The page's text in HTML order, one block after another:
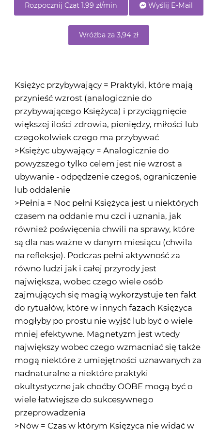
Rozpocznij Czat 1.99 zł/min Wyślij E-Mail
Wróżba za 3,94 zł
Księżyc przybywający = Praktyki, które mają
przynieść wzrost (analogicznie do
przybywającego Księżyca) i przyciągnięcie
większej ilości zdrowia, pieniędzy, miłości lub
czegokolwiek czego ma przybywać
>Księżyc ubywający = Analogicznie do
powyższego tylko celem jest nie wzrost a
ubywanie - odpędzenie czegoś, ograniczenie
lub oddalenie
>Pełnia = Noc pełni Księżyca jest u niektórych
czasem na oddanie mu czci i uznania, jak
również poświęcenia chwili na sprawy, które
są dla nas ważne w danym miesiącu (chwila
na refleksje). Podczas pełni aktywność za
równo ludzi jak i całej przyrody jest
największa, wobec czego wiele osób
zajmujących się magią wykorzystuje ten fakt
do rytuałów, które w innych fazach Księżyca
mogłyby po prostu nie wyjść lub być o wiele
mniej efektywne. Magnetyzm jest wtedy
największy wobec czego wzmacniać się także
mogą niektóre z umiejętności uznawanych za
nadnaturalne a niektóre praktyki
okultystyczne jak choćby OOBE mogą być o
wiele łatwiejsze do sukcesywnego
przeprowadzenia
>Nów = Czas w którym Księżyca nie widać w